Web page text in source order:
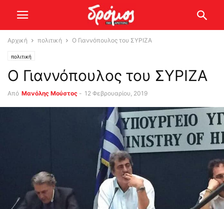
Αρχική πολιτική Ο Γιαννόπουλος του ΣΥΡΙΖΑ
πολιτική
Ο Γιαννόπουλος του ΣΥΡΙΖΑ
Από Μανόλης Μούστος - 12 Φεβρουαρίου, 2019